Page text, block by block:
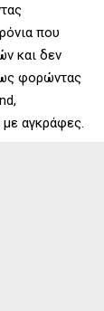
που
και δεν
φορώντας
αγκράφες.